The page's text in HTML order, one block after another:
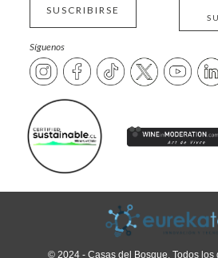
SUSCRIBIRSE
Síguenos
© 2024 - Casas del Bosque. Todos los